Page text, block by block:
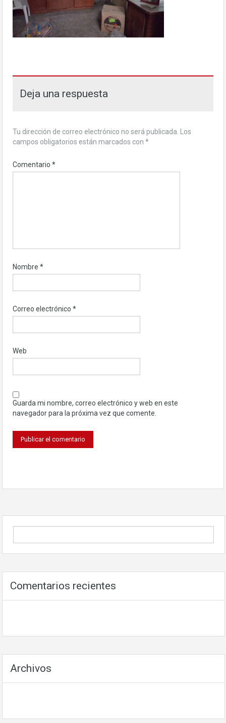
Deja una respuesta
Tu dirección de correo electrónico no será publicada.
Los
campos obligatorios están marcados con *
Comentario *
Nombre *
Correo electrónico *
Web
Guarda mi nombre, correo electrónico y web en este
navegador para la próxima vez que comente.
Comentarios recientes
Archivos